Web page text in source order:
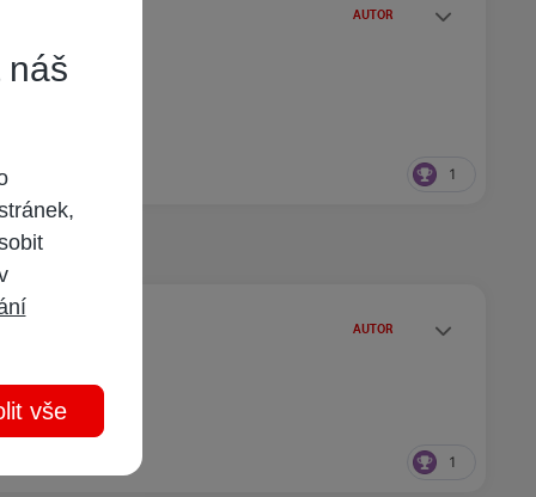
AUTOR
1
AUTOR
1
náš
vše